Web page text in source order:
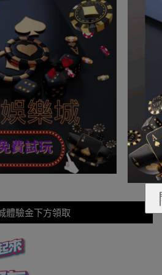
體驗金下方領取